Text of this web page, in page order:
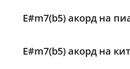
E#m7(b5) акорд на
E#m7(b5) акорд на